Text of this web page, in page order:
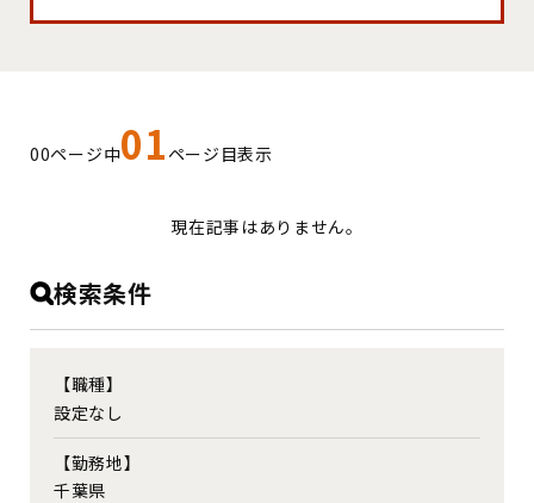
00ページ中01 ページ目表示
現在記事はありません。
検索条件
【職種】
設定なし
【勤務地】
千葉県